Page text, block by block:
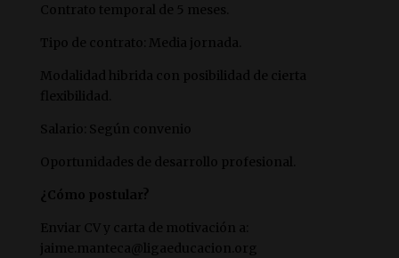
Contrato temporal de 5 meses.
Tipo de contrato: Media jornada.
Modalidad hibrida con posibilidad de cierta
flexibilidad.
Salario: Según convenio
Oportunidades de desarrollo profesional.
¿Cómo postular?
Enviar CV y carta de motivación a:
jaime.manteca@ligaeducacion.org